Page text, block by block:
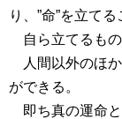
り、”命”を立てる
自ら立てるもの
人間以外のほか
ができる。
即ち真の運命と